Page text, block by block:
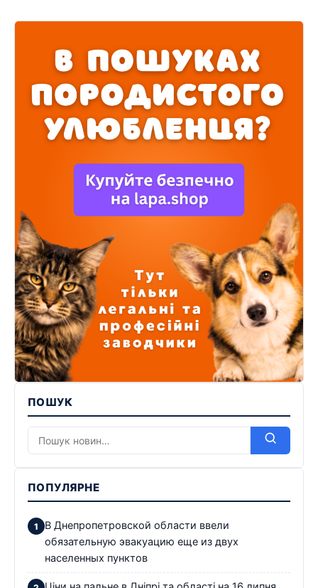
ПОШУК
ПОПУЛЯРНЕ
В Днепропетровской области ввели
обязательную эвакуацию еще из двух
населенных пунктов